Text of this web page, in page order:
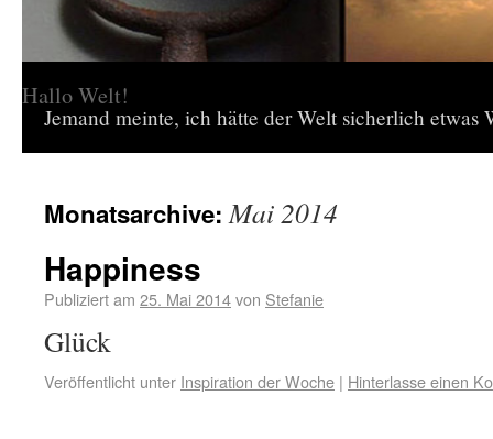
Hallo Welt!
Jemand meinte, ich hätte der Welt sicherlich
Monatsarchive:Mai 2014
Happiness
Publiziert am 25. Mai 2014von Stefanie
Glück
Veröffentlicht unter Inspiration der Woche | Hinterlasse einen